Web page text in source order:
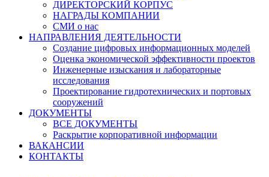
ДИРЕКТОРСКИЙ КОРПУС
НАГРАДЫ КОМПАНИИ
СМИ о нас
НАПРАВЛЕНИЯ ДЕЯТЕЛЬНОСТИ
Создание цифровых информационных моделей
Оценка экономической эффективности проектов
Инженерные изыскания и лабораторные
исследования
Проектирование гидротехнических и портовых
сооружений
ДОКУМЕНТЫ
ВСЕ ДОКУМЕНТЫ
Раскрытие корпоративной информации
ВАКАНСИИ
КОНТАКТЫ